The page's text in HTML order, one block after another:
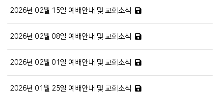
2026년 02월 15일 예배안내 및 교회소식
2026년 02월 08일 예배안내 및 교회소식
2026년 02월 01일 예배안내 및 교회소식
2026년 01월 25일 예배안내 및 교회소식